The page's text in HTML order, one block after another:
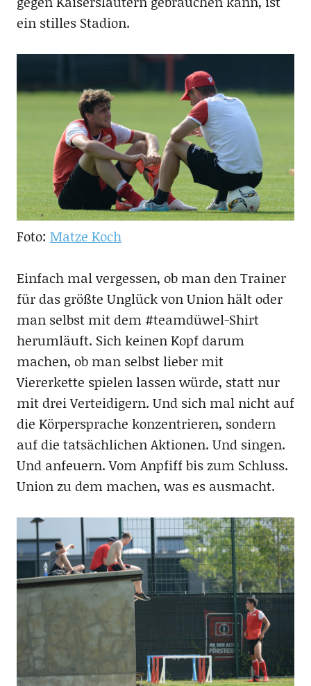
ein stilles Stadion.
Foto: Matze Koch
Einfach mal vergessen, ob man den Trainer
für das größte Unglück von Union hält oder
man selbst mit dem #teamdüwel-Shirt
herumläuft. Sich keinen Kopf darum
machen, ob man selbst lieber mit
Viererkette spielen lassen würde, statt nur
mit drei Verteidigern. Und sich mal nicht auf
die Körpersprache konzentrieren, sondern
auf die tatsächlichen Aktionen. Und singen.
Und anfeuern. Vom Anpfiff bis zum Schluss.
Union zu dem machen, was es ausmacht.